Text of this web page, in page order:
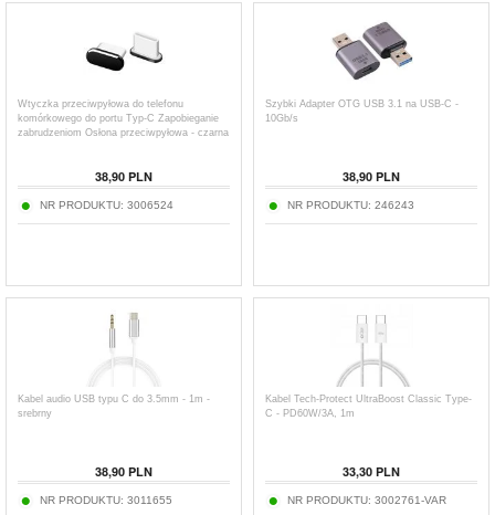
Wtyczka przeciwpyłowa do telefonu
komórkowego do portu Typ-C Zapobieganie
zabrudzeniom Osłona przeciwpyłowa - czarna
38,90 PLN
NR PRODUKTU: 3006524
Szybki Adapter OTG USB 3.1 na USB-C -
10Gb/s
38,90 PLN
NR PRODUKTU: 246243
Kabel audio USB typu C do 3.5mm - 1m -
srebrny
38,90 PLN
NR PRODUKTU: 3011655
Kabel Tech-Protect UltraBoost Classic Type-
C - PD60W/3A, 1m
33,30 PLN
NR PRODUKTU: 3002761-VAR